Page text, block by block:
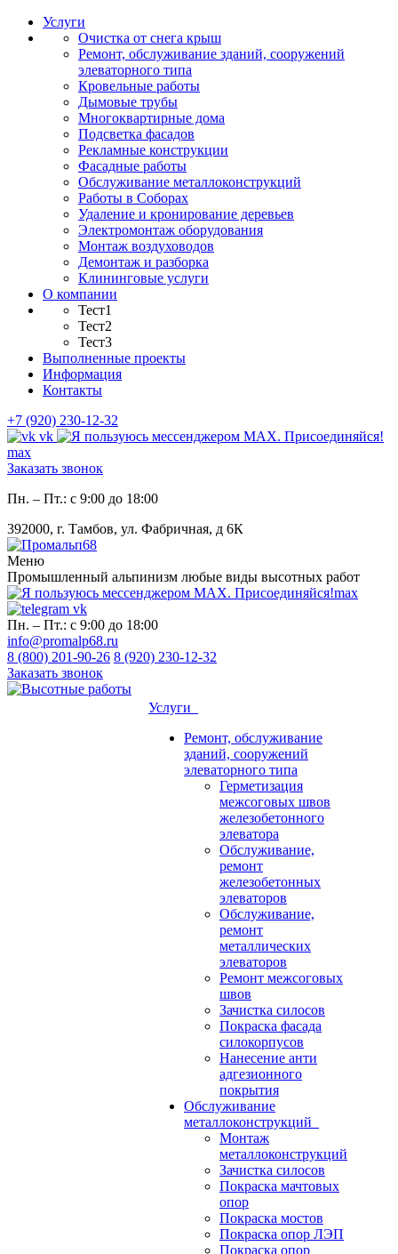
Услуги
Очистка от снега крыш
Ремонт, обслуживание зданий, сооружений
элеваторного типа
Кровельные работы
Дымовые трубы
Многоквартирные дома
Подсветка фасадов
Рекламные конструкции
Фасадные работы
Обслуживание металлоконструкций
Работы в Соборах
Удаление и кронирование деревьев
Электромонтаж оборудования
Монтаж воздуховодов
Демонтаж и разборка
Клининговые услуги
О компании
Тест1
Тест2
Тест3
Выполненные проекты
Информация
Контакты
+7 (920) 230-12-32
vk
max
Заказать звонок
Пн. – Пт.: с 9:00 до 18:00
392000, г. Тамбов, ул. Фабричная, д 6К
Меню
Промышленный альпинизм любые виды высотных работ
max
vk
Пн. – Пт.: с 9:00 до 18:00
info@promalp68.ru
8 (800) 201-90-26 8 (920) 230-12-32
Заказать звонок
Услуги
Ремонт, обслуживание
зданий, сооружений
элеваторного типа
Герметизация
межсоговых швов
железобетонного
элеватора
Обслуживание,
ремонт
железобетонных
элеваторов
Обслуживание,
ремонт
металлических
элеваторов
Ремонт межсоговых
швов
Зачистка силосов
Покраска фасада
силокорпусов
Нанесение анти
адгезионного
покрытия
Обслуживание
металлоконструкций
Монтаж
металлоконструкций
Зачистка силосов
Покраска мачтовых
опор
Покраска мостов
Покраска опор ЛЭП
Покраска опор